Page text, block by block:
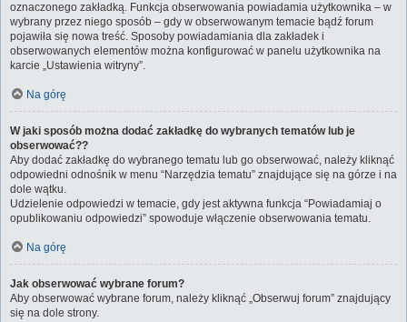
oznaczonego zakładką. Funkcja obserwowania powiadamia użytkownika – w
wybrany przez niego sposób – gdy w obserwowanym temacie bądź forum
pojawiła się nowa treść. Sposoby powiadamiania dla zakładek i
obserwowanych elementów można konfigurować w panelu użytkownika na
karcie „Ustawienia witryny”.
Na górę
W jaki sposób można dodać zakładkę do wybranych tematów lub je
obserwować??
Aby dodać zakładkę do wybranego tematu lub go obserwować, należy kliknąć
odpowiedni odnośnik w menu “Narzędzia tematu” znajdujące się na górze i na
dole wątku.
Udzielenie odpowiedzi w temacie, gdy jest aktywna funkcja “Powiadamiaj o
opublikowaniu odpowiedzi” spowoduje włączenie obserwowania tematu.
Na górę
Jak obserwować wybrane forum?
Aby obserwować wybrane forum, należy kliknąć „Obserwuj forum” znajdujący
się na dole strony.